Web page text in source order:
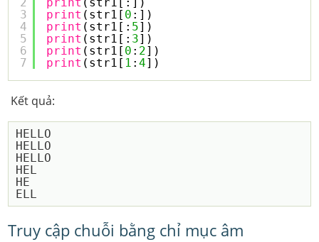
3
4
5
6
7
print (str1[ 0 :])
print (str1[: 5])
print (str1[: 3])
print (str1[ 0 : 2])
print (str1[ 1 :4])
Kết quả:
HELLO
HELLO
HELLO
HEL
HE
Truy cập chuỗi bằng chỉ mục âm